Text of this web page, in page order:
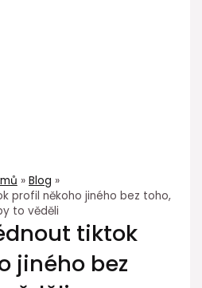
Blog
profil někoho jiného bez toho,
to věděli
tiktok
jiného bez